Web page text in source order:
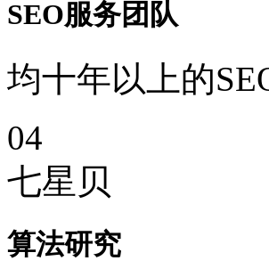
SEO服务团队
均十年以上的
04
七星贝
算法研究